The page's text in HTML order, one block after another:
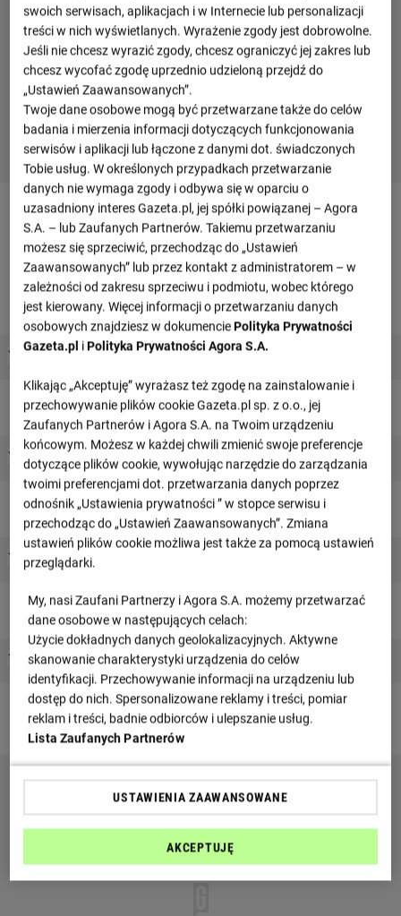
Terminarz drużyny
Sierpień 2026
niedziela, 02 sierpnia
FC Nordsjaelland
1 : 0
niedziela, 16 sierpnia
FC Nordsjaelland
- : -
12:00
Silkeborg
niedziela, 23 sierpnia
Soenderjyske Fodbold
- : -
niedziela, 30 sierpnia
FC Nordsjaelland
- : -
16:00
Broendby IF
swoich serwisach, aplikacjach i w Internecie lub personalizacji
treści w nich wyświetlanych. Wyrażenie zgody jest dobrowolne.
Jeśli nie chcesz wyrazić zgody, chcesz ograniczyć jej zakres lub
chcesz wycofać zgodę uprzednio udzieloną przejdź do
„Ustawień Zaawansowanych”.
Twoje dane osobowe mogą być przetwarzane także do celów
badania i mierzenia informacji dotyczących funkcjonowania
serwisów i aplikacji lub łączone z danymi dot. świadczonych
Tobie usług. W określonych przypadkach przetwarzanie
danych nie wymaga zgody i odbywa się w oparciu o
uzasadniony interes Gazeta.pl, jej spółki powiązanej – Agora
S.A. – lub Zaufanych Partnerów. Takiemu przetwarzaniu
możesz się sprzeciwić, przechodząc do „Ustawień
Zaawansowanych” lub przez kontakt z administratorem – w
zależności od zakresu sprzeciwu i podmiotu, wobec którego
jest kierowany. Więcej informacji o przetwarzaniu danych
osobowych znajdziesz w dokumenciePolityka Prywatności
Gazeta.pl iPolityka Prywatności Agora S.A.
Klikając „Akceptuję” wyrażasz też zgodę na zainstalowanie i
przechowywanie plików cookie Gazeta.pl sp. z o.o., jej
Zaufanych Partnerów i Agora S.A. na Twoim urządzeniu
końcowym. Możesz w każdej chwili zmienić swoje preferencje
dotyczące plików cookie, wywołując narzędzie do zarządzania
twoimi preferencjami dot. przetwarzania danych poprzez
odnośnik „Ustawienia prywatności ” w stopce serwisu i
przechodząc do „Ustawień Zaawansowanych”. Zmiana
ustawień plików cookie możliwa jest także za pomocą ustawień
przeglądarki.
My, nasi Zaufani Partnerzy i Agora S.A. możemy przetwarzać
dane osobowe w następujących celach:
Użycie dokładnych danych geolokalizacyjnych. Aktywne
skanowanie charakterystyki urządzenia do celów
identyfikacji. Przechowywanie informacji na urządzeniu lub
dostęp do nich. Spersonalizowane reklamy i treści, pomiar
reklam i treści, badnie odbiorców i ulepszanie usług.
Lista Zaufanych Partnerów
USTAWIENIA ZAAWANSOWANE
AKCEPTUJĘ